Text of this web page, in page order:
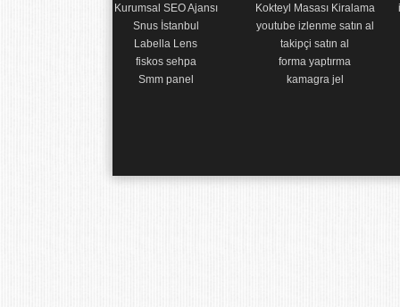
Kurumsal SEO Ajansı
Snus İstanbul
Labella Lens
fiskos sehpa
Smm panel
Kokteyl Masası Kiralama
youtube izlenme satın al
takipçi satın al
forma yaptırma
kamagra jel